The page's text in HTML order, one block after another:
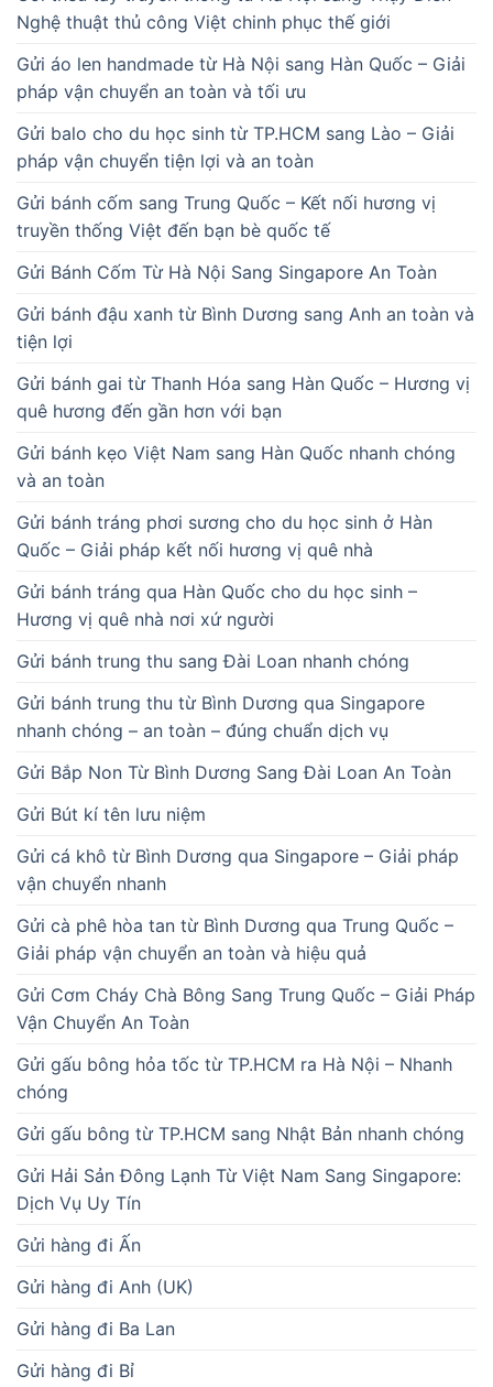
Nghệ thuật thủ công Việt chinh phục thế giới
Gửi áo len handmade từ Hà Nội sang Hàn Quốc – Giải
pháp vận chuyển an toàn và tối ưu
Gửi balo cho du học sinh từ TP.HCM sang Lào – Giải
pháp vận chuyển tiện lợi và an toàn
Gửi bánh cốm sang Trung Quốc – Kết nối hương vị
truyền thống Việt đến bạn bè quốc tế
Gửi Bánh Cốm Từ Hà Nội Sang Singapore An Toàn
Gửi bánh đậu xanh từ Bình Dương sang Anh an toàn và
tiện lợi
Gửi bánh gai từ Thanh Hóa sang Hàn Quốc – Hương vị
quê hương đến gần hơn với bạn
Gửi bánh kẹo Việt Nam sang Hàn Quốc nhanh chóng
và an toàn
Gửi bánh tráng phơi sương cho du học sinh ở Hàn
Quốc – Giải pháp kết nối hương vị quê nhà
Gửi bánh tráng qua Hàn Quốc cho du học sinh –
Hương vị quê nhà nơi xứ người
Gửi bánh trung thu sang Đài Loan nhanh chóng
Gửi bánh trung thu từ Bình Dương qua Singapore
nhanh chóng – an toàn – đúng chuẩn dịch vụ
Gửi Bắp Non Từ Bình Dương Sang Đài Loan An Toàn
Gửi Bút kí tên lưu niệm
Gửi cá khô từ Bình Dương qua Singapore – Giải pháp
vận chuyển nhanh
Gửi cà phê hòa tan từ Bình Dương qua Trung Quốc –
Giải pháp vận chuyển an toàn và hiệu quả
Gửi Cơm Cháy Chà Bông Sang Trung Quốc – Giải Pháp
Vận Chuyển An Toàn
Gửi gấu bông hỏa tốc từ TP.HCM ra Hà Nội – Nhanh
chóng
Gửi gấu bông từ TP.HCM sang Nhật Bản nhanh chóng
Gửi Hải Sản Đông Lạnh Từ Việt Nam Sang Singapore:
Dịch Vụ Uy Tín
Gửi hàng đi Ấn
Gửi hàng đi Anh (UK)
Gửi hàng đi Ba Lan
Gửi hàng đi Bỉ